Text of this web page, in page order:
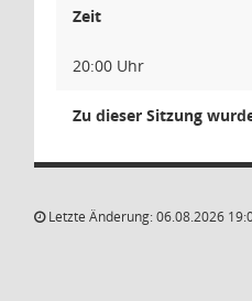
Zeit
20:00 Uhr
Zu dieser Sitzung
Letzte Änderung: 06.08.2026